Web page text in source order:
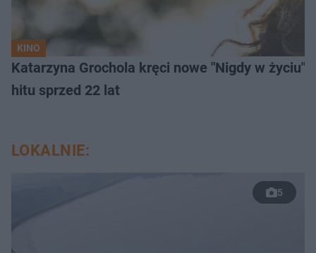
KINO
Katarzyna Grochola kręci nowe "Nigdy w życiu"
hitu sprzed 22 lat
LOKALNIE:
5